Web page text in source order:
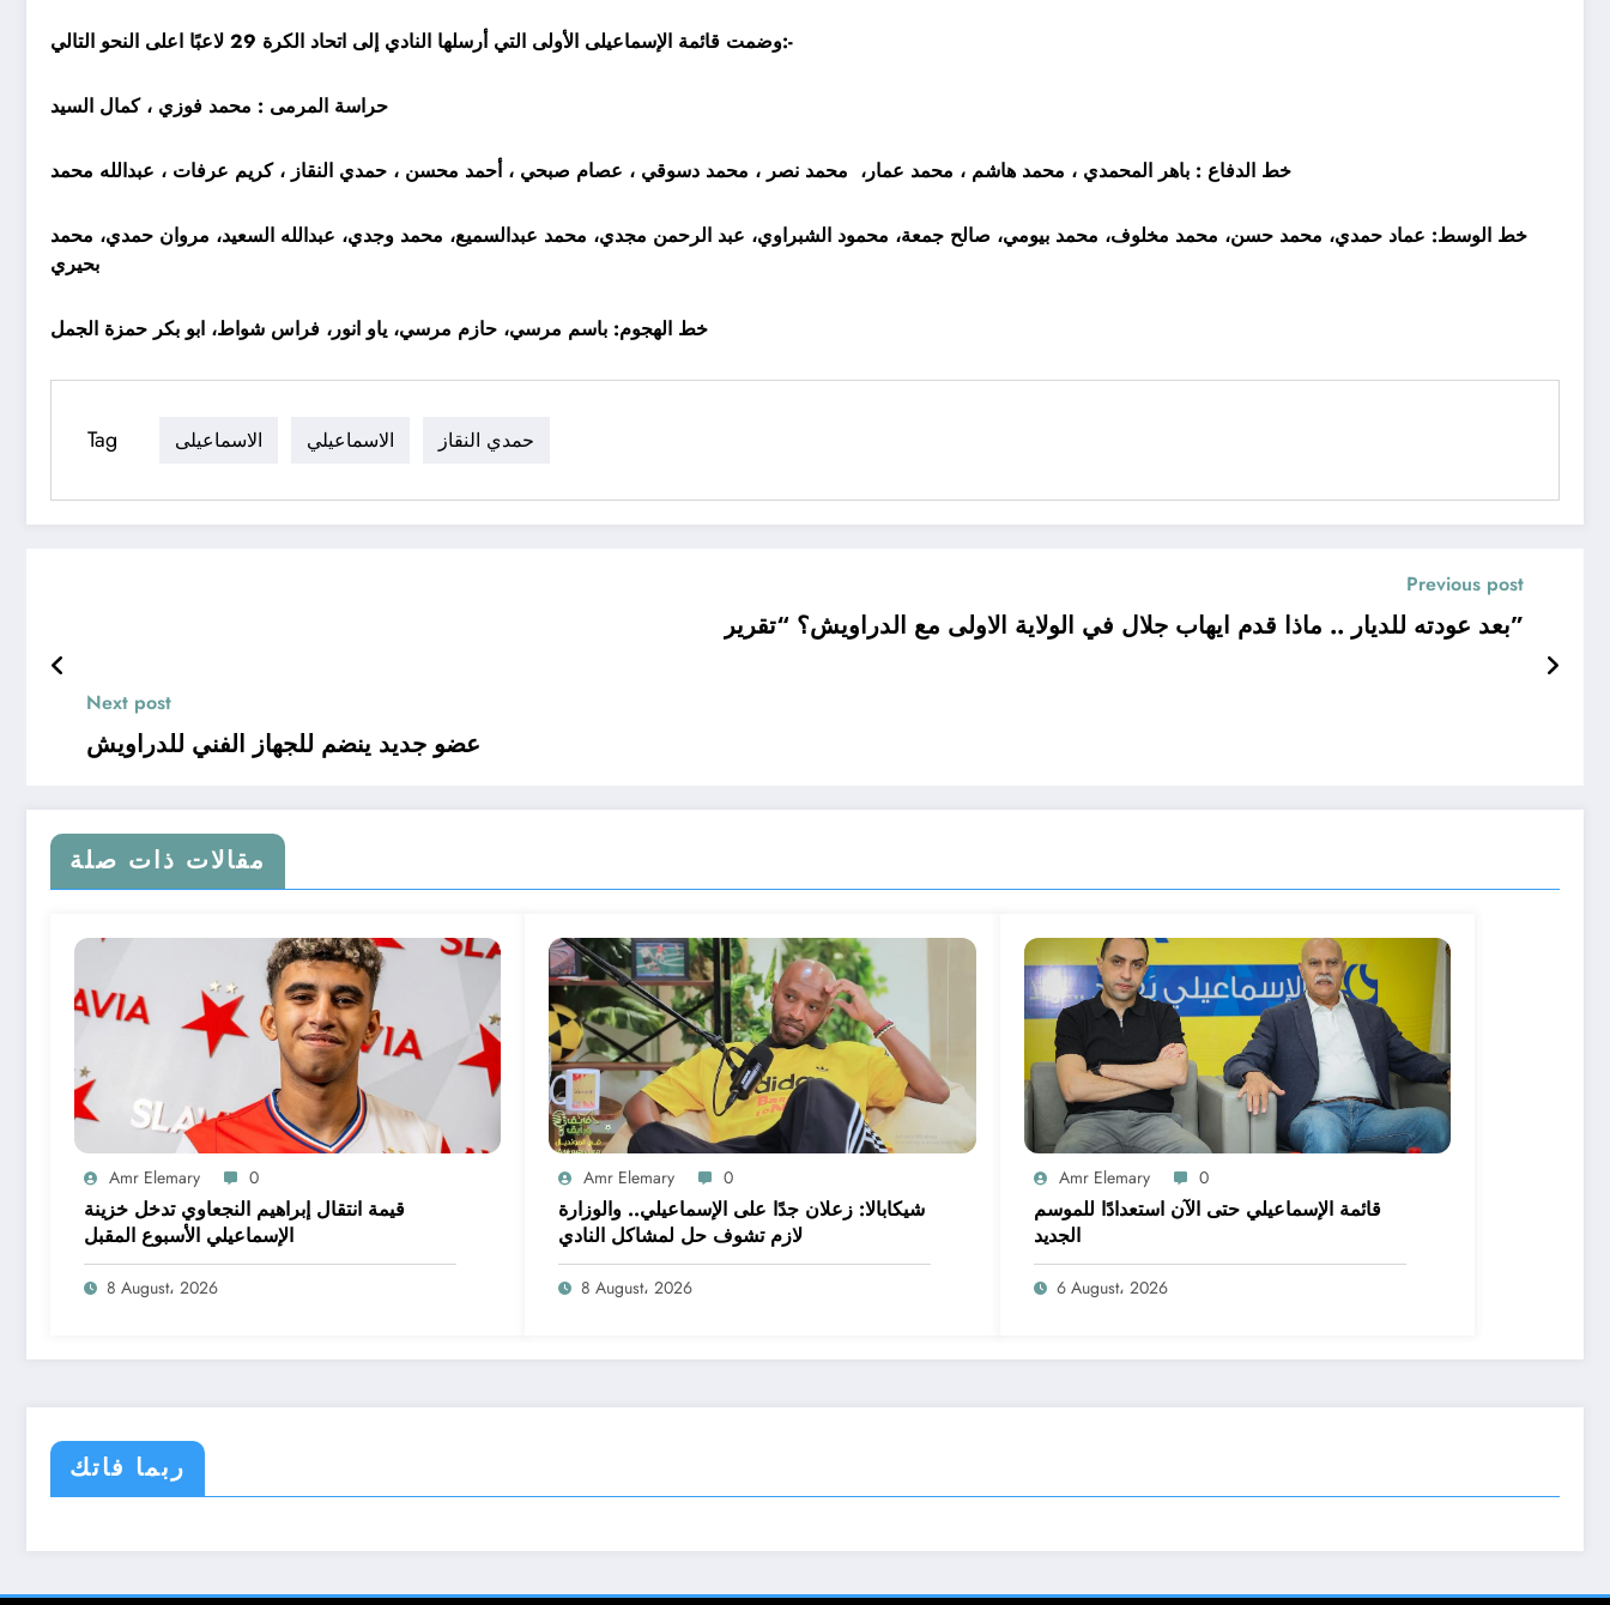
وضمت قائمة الإسماعيلى الأولى التي أرسلها النادي إلى اتحاد الكرة 29 لاعبًا اعلى النحو التالي:-
حراسة المرمى : محمد فوزي ، كمال السيد
خط الدفاع : باهر المحمدي ، محمد هاشم ، محمد عمار، محمد نصر ، محمد دسوقي ، عصام صبحي ، أحمد محسن ، حمدي النقاز ، كريم عرفات ، عبدالله محمد
خط الوسط: عماد حمدي، محمد حسن، محمد مخلوف، محمد بيومي، صالح جمعة، محمود الشبراوي، عبد الرحمن مجدي، محمد عبدالسميع، محمد وجدي، عبدالله السعيد، مروان حمدي، محمد
بحيري
خط الهجوم: باسم مرسي، حازم مرسي، ياو انور، فراس شواط، ابو بكر حمزة الجمل
Tag الاسماعيلى الاسماعيلي حمدي النقاز
Previous post
بعد عودته للديار .. ماذا قدم ايهاب جلال في الولاية الاولى مع الدراويش؟ “تقرير”
Next post
عضو جديد ينضم للجهاز الفني للدراويش
مقالات ذات صلة
Amr Elemary 0
قيمة انتقال إبراهيم النجعاوي تدخل خزينة
الإسماعيلي الأسبوع المقبل
8 August، 2026
Amr Elemary 0
شيكابالا: زعلان جدًا على الإسماعيلي.. والوزارة
لازم تشوف حل لمشاكل النادي
8 August، 2026
Amr Elemary 0
قائمة الإسماعيلي حتى الآن استعدادًا للموسم
الجديد
6 August، 2026
ربما فاتك